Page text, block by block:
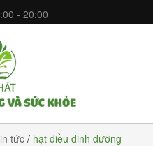
- 20:00
tức / hạt điều dinh dưỡng